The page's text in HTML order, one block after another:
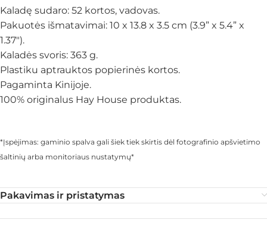
Kaladę sudaro: 52 kortos, vadovas.
Pakuotės išmatavimai: 10 x 13.8 x 3.5 cm (3.9” x 5.4” x
1.37″).
Kaladės svoris: 363 g.
Plastiku aptrauktos popierinės kortos.
Pagaminta Kinijoje.
100% originalus Hay House produktas.
*Įspėjimas: gaminio spalva gali šiek tiek skirtis dėl fotografinio apšvietimo
šaltinių arba monitoriaus nustatymų*
Pakavimas ir pristatymas